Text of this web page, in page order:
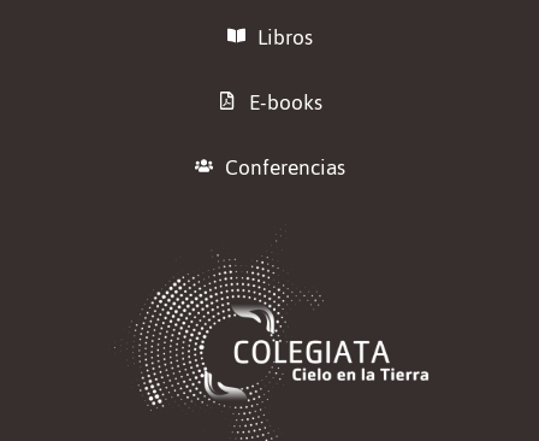
Libros
E-books
Conferencias